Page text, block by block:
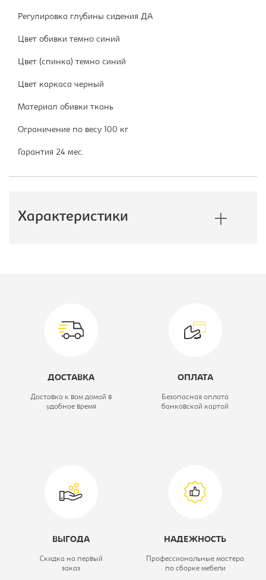
Регулировка глубины сидения ДА
Цвет обивки темно синий
Цвет (спинка) темно синий
Цвет каркаса черный
Материал обивки ткань
Ограничение по весу 100 кг
Гарантия 24 мес.
Характеристики
Модель кресла: CH-1201NX
Материал обивки: ткань
ДОСТАВКА
Доставка к вам домой в
удобное время
ОПЛАТА
Безопасная оплата
банковской картой
ВЫГОДА
Скидка на первый
заказ
НАДЕЖНОСТЬ
Профессиональные мастера
по сборке мебели